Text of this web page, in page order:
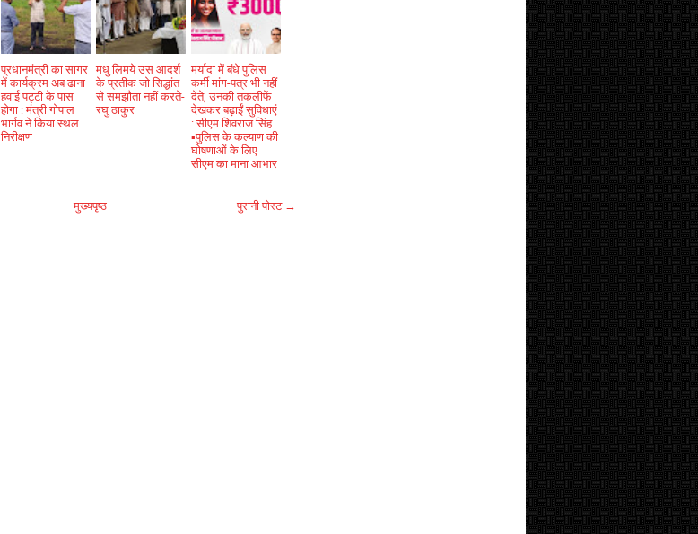
प्रधानमंत्री का सागर
में कार्यक्रम अब ढाना
हवाई पट्टी के पास
होगा : मंत्री गोपाल
भार्गव ने किया स्थल
निरीक्षण
मधु लिमये उस आदर्श
के प्रतीक जो सिद्धांत
से समझौता नहीं करते-
रघु ठाकुर
मर्यादा में बंधे पुलिस
कर्मी मांग-पत्र भी नहीं
देते, उनकी तकलीफें
देखकर बढ़ाईं सुविधाएं
: सीएम शिवराज सिंह
▪️पुलिस के कल्याण की
घोषणाओं के लिए
सीएम का माना आभार
पुरानी पोस्ट →
मुख्यपृष्ठ